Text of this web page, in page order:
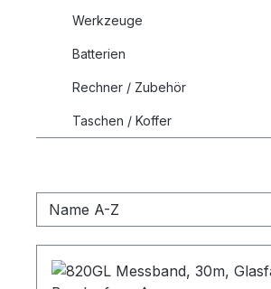
Werkzeuge
Batterien
Rechner / Zubehör
Taschen / Koffer